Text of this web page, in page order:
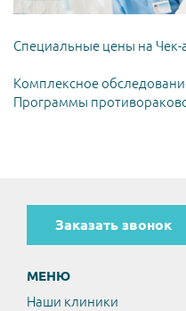
Специальные цены на Чек-
Комплексное
Программы
Заказать звонок
МЕНЮ
Наши клиники